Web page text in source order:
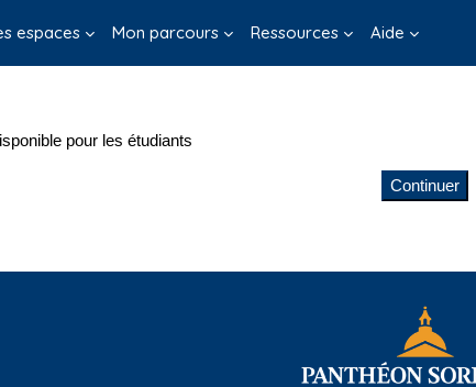
espaces Mon parcours Ressources Aide
pour les étudiants
Continuer